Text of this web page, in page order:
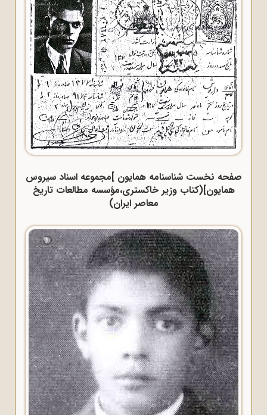
صفحه نخست شناسنامه همایون ]مجموعه اسناد سیروس
همایون](کتاب وزیر خاکستری،مؤسسه مطالعات تاریخ
معاصر ایران)